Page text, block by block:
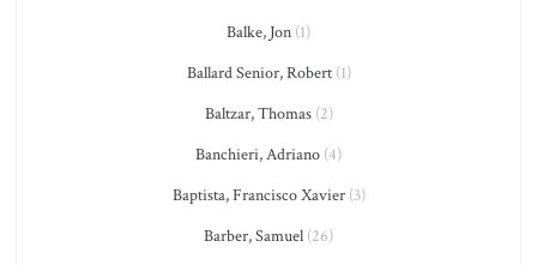
Balke, Jon (1)
Ballard Senior, Robert(1)
Baltzar, Thomas(2)
Banchieri, Adriano (4)
Baptista, Francisco Xavier(3)
Barber, Samuel (26)